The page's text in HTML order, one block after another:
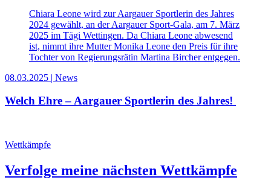
Chiara Leone wird zur Aargauer Sportlerin des Jahres
2024 gewählt, an der Aargauer Sport-Gala, am 7. März
2025 im Tägi Wettingen. Da Chiara Leone abwesend
ist, nimmt ihre Mutter Monika Leone den Preis für ihre
Tochter von Regierungsrätin Martina Bircher entgegen.
08.03.2025 | News
Welch Ehre – Aargauer Sportlerin des Jahres!
Wettkämpfe
Verfolge meine nächsten Wettkämpfe